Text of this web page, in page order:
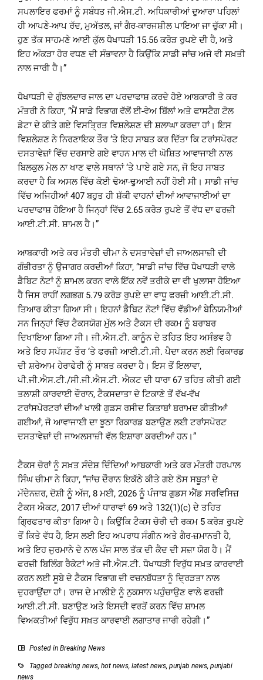
ਸਪਲਾਇਰ ਫਰਮਾਂ ਨੂੰ ਸਬੰਧਤ ਜੀ.ਐਸ.ਟੀ. ਅਧਿਕਾਰੀਆਂ ਦੁਆਰਾ ਪਹਿਲਾਂ
ਹੀ ਆਪਣੇ-ਆਪ ਰੱਦ, ਮੁਅੱਤਲ, ਜਾਂ ਗੈਰ-ਕਾਰਜਸ਼ੀਲ ਪਾਇਆ ਜਾ ਚੁੱਕਾ ਸੀ।
ਹੁਣ ਤੱਕ ਸਾਹਮਣੇ ਆਈ ਕੁੱਲ ਧੋਖਾਧੜੀ 15.56 ਕਰੋੜ ਰੁਪਏ ਦੀ ਹੈ, ਅਤੇ
ਇਹ ਅੰਕੜਾ ਹੋਰ ਵਧਣ ਦੀ ਸੰਭਾਵਨਾ ਹੈ ਕਿਉਂਕਿ ਸਾਡੀ ਜਾਂਚ ਅਜੇ ਵੀ ਸਖ਼ਤੀ
ਨਾਲ ਜਾਰੀ ਹੈ।”
ਧੋਖਾਧੜੀ ਦੇ ਗੁੰਝਲਦਾਰ ਜਾਲ ਦਾ ਪਰਦਾਫਾਸ਼ ਕਰਦੇ ਹੋਏ ਆਬਕਾਰੀ ਤੇ ਕਰ
ਮੰਤਰੀ ਨੇ ਕਿਹਾ, “ਮੈਂ ਸਾਡੇ ਵਿਭਾਗ ਵੱਲੋਂ ਈ-ਵੇਅ ਬਿੱਲਾਂ ਅਤੇ ਫਾਸਟੈਗ ਟੋਲ
ਡੇਟਾ ਦੇ ਕੀਤੇ ਗਏ ਵਿਸਤ੍ਰਿਤ ਵਿਸ਼ਲੇਸ਼ਣ ਦੀ ਸ਼ਲਾਘਾ ਕਰਦਾ ਹਾਂ। ਇਸ
ਵਿਸ਼ਲੇਸ਼ਣ ਨੇ ਨਿਰਣਾਇਕ ਤੌਰ ‘ਤੇ ਇਹ ਸਾਬਤ ਕਰ ਦਿੱਤਾ ਕਿ ਟਰਾਂਸਪੋਰਟ
ਦਸਤਾਵੇਜ਼ਾਂ ਵਿੱਚ ਦਰਸਾਏ ਗਏ ਵਾਹਨ ਮਾਲ ਦੀ ਘੋਸ਼ਿਤ ਆਵਾਜਾਈ ਨਾਲ
ਬਿਲਕੁਲ ਮੇਲ ਨਾ ਖਾਣ ਵਾਲੇ ਸਥਾਨਾਂ ‘ਤੇ ਪਾਏ ਗਏ ਸਨ, ਜੋ ਇਹ ਸਾਬਤ
ਕਰਦਾ ਹੈ ਕਿ ਅਸਲ ਵਿੱਚ ਕੋਈ ਢੋਆ-ਢੁਆਈ ਨਹੀਂ ਹੋਈ ਸੀ। ਸਾਡੀ ਜਾਂਚ
ਵਿੱਚ ਅਜਿਹੀਆਂ 407 ਬਹੁਤ ਹੀ ਸ਼ੱਕੀ ਵਾਹਨਾਂ ਦੀਆਂ ਆਵਾਜਾਈਆਂ ਦਾ
ਪਰਦਾਫਾਸ਼ ਹੋਇਆ ਹੈ ਜਿਨ੍ਹਾਂ ਵਿੱਚ 2.65 ਕਰੋੜ ਰੁਪਏ ਤੋਂ ਵੱਧ ਦਾ ਫਰਜ਼ੀ
ਆਈ.ਟੀ.ਸੀ. ਸ਼ਾਮਲ ਹੈ।”
ਆਬਕਾਰੀ ਅਤੇ ਕਰ ਮੰਤਰੀ ਚੀਮਾ ਨੇ ਦਸਤਾਵੇਜ਼ਾਂ ਦੀ ਜਾਅਲਸਾਜ਼ੀ ਦੀ
ਗੰਭੀਰਤਾ ਨੂੰ ਉਜਾਗਰ ਕਰਦੀਆਂ ਕਿਹਾ, “ਸਾਡੀ ਜਾਂਚ ਵਿੱਚ ਧੋਖਾਧੜੀ ਵਾਲੇ
ਡੈਬਿਟ ਨੋਟਾਂ ਨੂੰ ਸ਼ਾਮਲ ਕਰਨ ਵਾਲੇ ਇੱਕ ਨਵੇਂ ਤਰੀਕੇ ਦਾ ਵੀ ਖੁਲਾਸਾ ਹੋਇਆ
ਹੈ ਜਿਸ ਰਾਹੀਂ ਲਗਭਗ 5.79 ਕਰੋੜ ਰੁਪਏ ਦਾ ਵਾਧੂ ਫਰਜ਼ੀ ਆਈ.ਟੀ.ਸੀ.
ਤਿਆਰ ਕੀਤਾ ਗਿਆ ਸੀ। ਇਹਨਾਂ ਡੈਬਿਟ ਨੋਟਾਂ ਵਿੱਚ ਵੱਡੀਆਂ ਬੇਨਿਯਮੀਆਂ
ਸਨ ਜਿਨ੍ਹਾਂ ਵਿੱਚ ਟੈਕਸਯੋਗ ਮੁੱਲ ਅਤੇ ਟੈਕਸ ਦੀ ਰਕਮ ਨੂੰ ਬਰਾਬਰ
ਦਿਖਾਇਆ ਗਿਆ ਸੀ। ਜੀ.ਐਸ.ਟੀ. ਕਾਨੂੰਨ ਦੇ ਤਹਿਤ ਇਹ ਅਸੰਭਵ ਹੈ
ਅਤੇ ਇਹ ਸਪੱਸ਼ਟ ਤੌਰ ‘ਤੇ ਫਰਜ਼ੀ ਆਈ.ਟੀ.ਸੀ. ਪੈਦਾ ਕਰਨ ਲਈ ਰਿਕਾਰਡ
ਦੀ ਸ਼ਰੇਆਮ ਹੇਰਾਫੇਰੀ ਨੂੰ ਸਾਬਤ ਕਰਦਾ ਹੈ। ਇਸ ਤੋਂ ਇਲਾਵਾ,
ਪੀ.ਜੀ.ਐਸ.ਟੀ./ਸੀ.ਜੀ.ਐਸ.ਟੀ. ਐਕਟ ਦੀ ਧਾਰਾ 67 ਤਹਿਤ ਕੀਤੀ ਗਈ
ਤਲਾਸ਼ੀ ਕਾਰਵਾਈ ਦੌਰਾਨ, ਟੈਕਸਦਾਤਾ ਦੇ ਟਿਕਾਣੇ ਤੋਂ ਵੱਖ-ਵੱਖ
ਟਰਾਂਸਪੋਰਟਰਾਂ ਦੀਆਂ ਖਾਲੀ ਗੁਡਸ ਰਸੀਦ ਕਿਤਾਬਾਂ ਬਰਾਮਦ ਕੀਤੀਆਂ
ਗਈਆਂ, ਜੋ ਆਵਾਜਾਈ ਦਾ ਝੂਠਾ ਰਿਕਾਰਡ ਬਣਾਉਣ ਲਈ ਟਰਾਂਸਪੋਰਟ
ਦਸਤਾਵੇਜ਼ਾਂ ਦੀ ਜਾਅਲਸਾਜ਼ੀ ਵੱਲ ਇਸ਼ਾਰਾ ਕਰਦੀਆਂ ਹਨ।”
ਟੈਕਸ ਚੋਰਾਂ ਨੂੰ ਸਖ਼ਤ ਸੰਦੇਸ਼ ਦਿੰਦਿਆਂ ਆਬਕਾਰੀ ਅਤੇ ਕਰ ਮੰਤਰੀ ਹਰਪਾਲ
ਸਿੰਘ ਚੀਮਾ ਨੇ ਕਿਹਾ, “ਜਾਂਚ ਦੌਰਾਨ ਇਕੱਠੇ ਕੀਤੇ ਗਏ ਠੋਸ ਸਬੂਤਾਂ ਦੇ
ਮੱਦੇਨਜ਼ਰ, ਦੋਸ਼ੀ ਨੂੰ ਅੱਜ, 8 ਮਈ, 2026 ਨੂੰ ਪੰਜਾਬ ਗੁਡਸ ਐਂਡ ਸਰਵਿਸਿਜ਼
ਟੈਕਸ ਐਕਟ, 2017 ਦੀਆਂ ਧਾਰਾਵਾਂ 69 ਅਤੇ 132(1)(c) ਦੇ ਤਹਿਤ
ਗ੍ਰਿਫਤਾਰ ਕੀਤਾ ਗਿਆ ਹੈ। ਕਿਉਂਕਿ ਟੈਕਸ ਚੋਰੀ ਦੀ ਰਕਮ 5 ਕਰੋੜ ਰੁਪਏ
ਤੋਂ ਕਿਤੇ ਵੱਧ ਹੈ, ਇਸ ਲਈ ਇਹ ਅਪਰਾਧ ਸੰਗੀਨ ਅਤੇ ਗੈਰ-ਜ਼ਮਾਨਤੀ ਹੈ,
ਅਤੇ ਇਹ ਜੁਰਮਾਨੇ ਦੇ ਨਾਲ ਪੰਜ ਸਾਲ ਤੱਕ ਦੀ ਕੈਦ ਦੀ ਸਜ਼ਾ ਯੋਗ ਹੈ। ਮੈਂ
ਫਰਜ਼ੀ ਬਿਲਿੰਗ ਰੈਕੇਟਾਂ ਅਤੇ ਜੀ.ਐਸ.ਟੀ. ਧੋਖਾਧੜੀ ਵਿਰੁੱਧ ਸਖ਼ਤ ਕਾਰਵਾਈ
ਕਰਨ ਲਈ ਸੂਬੇ ਦੇ ਟੈਕਸ ਵਿਭਾਗ ਦੀ ਵਚਨਬੱਧਤਾ ਨੂੰ ਦ੍ਰਿੜਤਾ ਨਾਲ
ਦੁਹਰਾਉਂਦਾ ਹਾਂ। ਰਾਜ ਦੇ ਮਾਲੀਏ ਨੂੰ ਨੁਕਸਾਨ ਪਹੁੰਚਾਉਣ ਵਾਲੇ ਫਰਜ਼ੀ
ਆਈ.ਟੀ.ਸੀ. ਬਣਾਉਣ ਅਤੇ ਇਸਦੀ ਵਰਤੋਂ ਕਰਨ ਵਿੱਚ ਸ਼ਾਮਲ
ਵਿਅਕਤੀਆਂ ਵਿਰੁੱਧ ਸਖ਼ਤ ਕਾਰਵਾਈ ਲਗਾਤਾਰ ਜਾਰੀ ਰਹੇਗੀ।”
Posted in Breaking News
Tagged breaking news, hot news, latest news, punjab news, punjabi
news